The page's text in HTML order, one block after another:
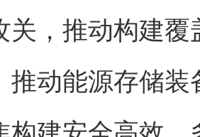
关，推动构建
动能源存储装